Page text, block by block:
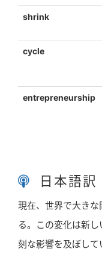
shrink
cycle
entrepreneurship
日本語訳
現在、世界で大き
る。この変化は新
刻な影響を及ぼして